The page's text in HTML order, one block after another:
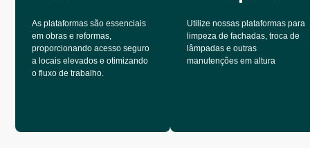
As plataformas são essenciais
em obras e reformas,
proporcionando acesso seguro
a locais elevados e otimizando
o fluxo de trabalho.
Utilize nossas plataformas para
limpeza de fachadas, troca de
lâmpadas e outras
manutenções em altura